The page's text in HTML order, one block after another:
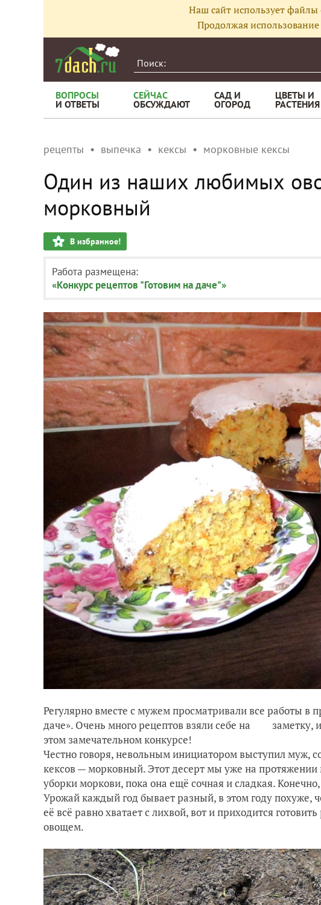
Наш сайт использует файлы
Продолжая использование
ВОПРОСЫ
И ОТВЕТЫ
СЕЙЧАС
ОБСУЖДАЮТ
САД И
ОГОРОД
ЦВЕТЫ И
РАСТЕНИЯ
рецепты выпечка кексы морковные кексы
Один из наших любимых
морковный
В избранное!
Работа размещена:
«Конкурс рецептов "Готовим на даче"»
Регулярно вместе с мужем просматривали все работы в
даче». Очень много рецептов взяли себе на заметку,
этом замечательном конкурсе!
Честно говоря, невольным инициатором выступил муж,
кексов — морковный. Этот десерт мы уже на протяжении
уборки моркови, пока она ещё сочная и сладкая.
Урожай каждый год бывает разный, в этом году
её всё равно хватает с лихвой, вот и приходится
овощем.